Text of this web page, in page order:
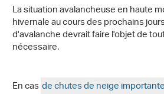
La situation avalancheuse en haute
hivernale au cours des prochains
d'avalanche devrait faire l'objet de
nécessaire.
En casde chutes de neige